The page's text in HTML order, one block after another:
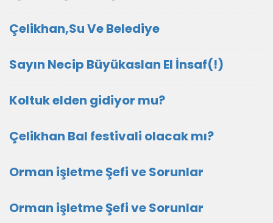
Çelikhan,Su Ve Belediye
Sayın Necip Büyükaslan El İnsaf(!)
Koltuk elden gidiyor mu?
Çelikhan Bal festivali olacak mı?
Orman işletme Şefi ve Sorunlar
Orman işletme Şefi ve Sorunlar